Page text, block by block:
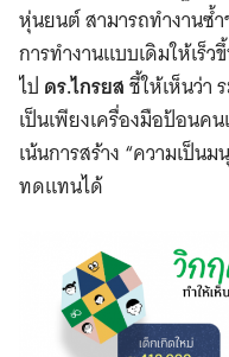
หุ่นยนต์ สามารถทำงานซ้
การทำงานแบบเดิมให้เร็
ไป ดร.ไกรยสชี้ให้เห็นว่า
เป็นเพียงเครื่องมือป้อนค
เน้นการสร้าง “ความเป็น
ทดแทนได้